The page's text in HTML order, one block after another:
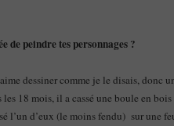
de peindre tes personnages ?
dessiner comme je le disais,
18 mois, il a cassé une boule en
l’un d’eux (le moins fendu) sur